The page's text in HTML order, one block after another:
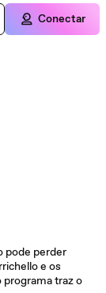
Conectar
pode perder
e os
programa traz o